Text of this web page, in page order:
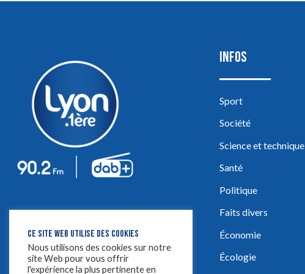
INFOS
Sport
Société
Science et technique
Santé
Politique
Faits divers
Économie
Écologie
CE SITE WEB UTILISE DES COOKIES
Nous utilisons des cookies sur notre
site Web pour vous offrir
l'expérience la plus pertinente en